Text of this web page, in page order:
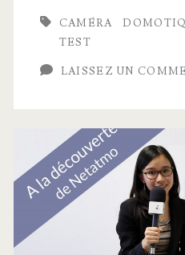
CAMÉRA
TEST
LAISSEZ UN